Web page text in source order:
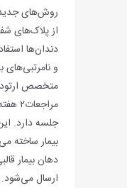
روش‌های
از پلاک‌های
دندان‌ها
و نامرتبی‌های
متخصص
جلسه دارد.
بیمار ساخته
دهان بیمار
ارسال می‌شود.